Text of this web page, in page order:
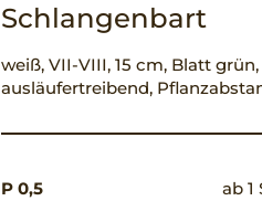
Schlangenbart
weiß, VII-VIII, 15 cm, Blatt
ausläufertreibend,
P 0,5
ab 1